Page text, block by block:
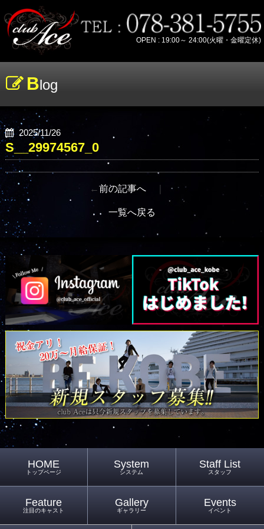
OPEN : 19:00～ 24:00(火曜・金曜定休)
Blog
2025/11/26
S__29974567_0
←前の記事へ ｜
一覧へ戻る
HOME
トップページ
System
システム
Staff List
スタッフ
Feature
注目のキャスト
Gallery
ギャラリー
Events
イベント